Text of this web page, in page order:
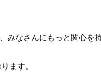
みなさんにもっと関心を
ます。